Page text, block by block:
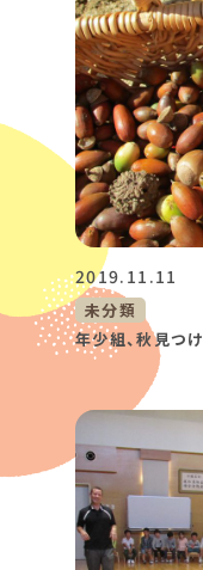
2019.11.11
未分類
年少組、秋見つけ